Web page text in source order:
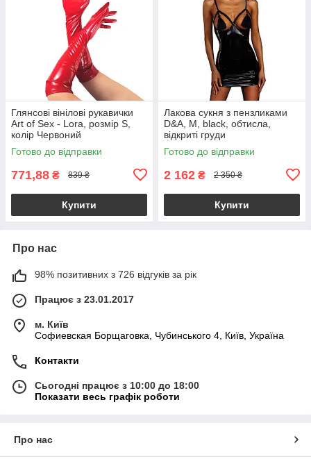
Глянсові вінілові рукавички
Art of Sex - Lora, розмір S,
колір Червоний
Готово до відправки
771,88 ₴ 839 ₴
Купити
Лакова сукня з пензликами
D&A, M, black, обтисла,
відкриті груди
Готово до відправки
2 162 ₴ 2 350 ₴
Купити
Про нас
98% позитивних з 726 відгуків за рік
Працює з 23.01.2017
м. Київ
Софиевская Борщаговка, Чубинського 4, Київ, Україна
Контакти
Сьогодні працює з 10:00 до 18:00
Показати весь графік роботи
Про нас